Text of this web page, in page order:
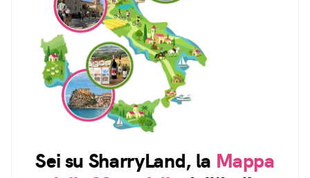
Sei su SharryLand, la Mappa